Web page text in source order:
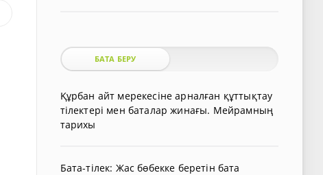
БАТА БЕРУ
Құрбан айт мерекесіне арналған құттықтау
тілектері мен баталар жинағы. Мейрамның
тарихы
Бата-тілек: Жас бөбекке беретін бата